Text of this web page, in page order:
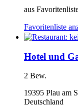
aus
Favoritenliste
Hotel und
2 Bew.
19395 Plau am
Deutschland